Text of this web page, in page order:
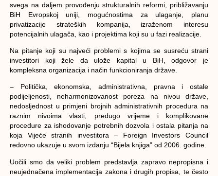
svega na daljem provođenju strukturalnih reformi, približavanju
BiH Evropskoj uniji, mogućnostima za ulaganje, planu
privatizacije strateških kompanija, izraženom interesu
potencijalnih ulagača, kao i projektima koji su u fazi realizacije.
Na pitanje koji su najveći problemi s kojima se susreću strani
investitori koji žele da ulože kapital u BiH, odgovor je
kompleksna organizacija i način funkcioniranja države.
– Politička, ekonomska, administrativna, pravna i ostale
podijeljenosti, neharmonizovanost poreza na nivou države,
nedosljednost u primjeni brojnih administrativnih procedura na
raznim nivoima vlasti, predugo vrijeme i komplikovane
procedure za ishodovanje potrebnih dozvola i ostala pitanja na
koja Vijeće stranih investitora – Foreign Investors Council
redovno ukazuje u svom izdanju “Bijela knjiga” od 2006. godine.
Uočili smo da veliki problem predstavlja zapravo nepropisna i
neujednačena implementacija zakona i drugih propisa, te često